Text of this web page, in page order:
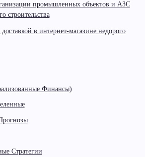
промышленных объектов и АЗС
строительства
в интернет-магазине недорого
Финансы)
Стратегии